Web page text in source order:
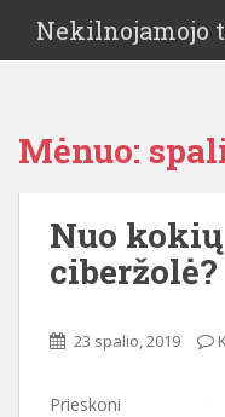
Nekilnojamojo
Mėnuo:
Nuo
ciberžolė?
23 spalio, 2019
Prieskoni